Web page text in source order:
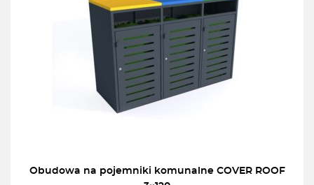
Obudowa na pojemniki komunalne COVER ROOF